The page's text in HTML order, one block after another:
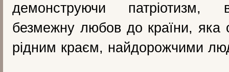
демонструючи патріотизм,
безмежну любов до країни, яка
рідним краєм, найдорожчими